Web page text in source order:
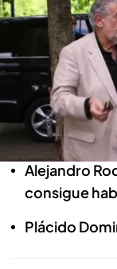
En el punto
01 OCT 2022
'En el punto
que podría
secta sexual
Alejandro
consigue
Plácido